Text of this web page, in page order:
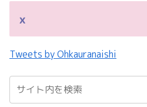
ｘ
Tweets by Ohkauranaishi